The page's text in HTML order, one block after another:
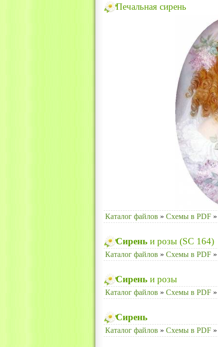
Печальная сирень
Каталог файлов » Схемы в PDF »
Сирень и розы (SC 164)
Каталог файлов » Схемы в PDF »
Сирень и розы
Каталог файлов » Схемы в PDF »
Сирень
Каталог файлов » Схемы в PDF »